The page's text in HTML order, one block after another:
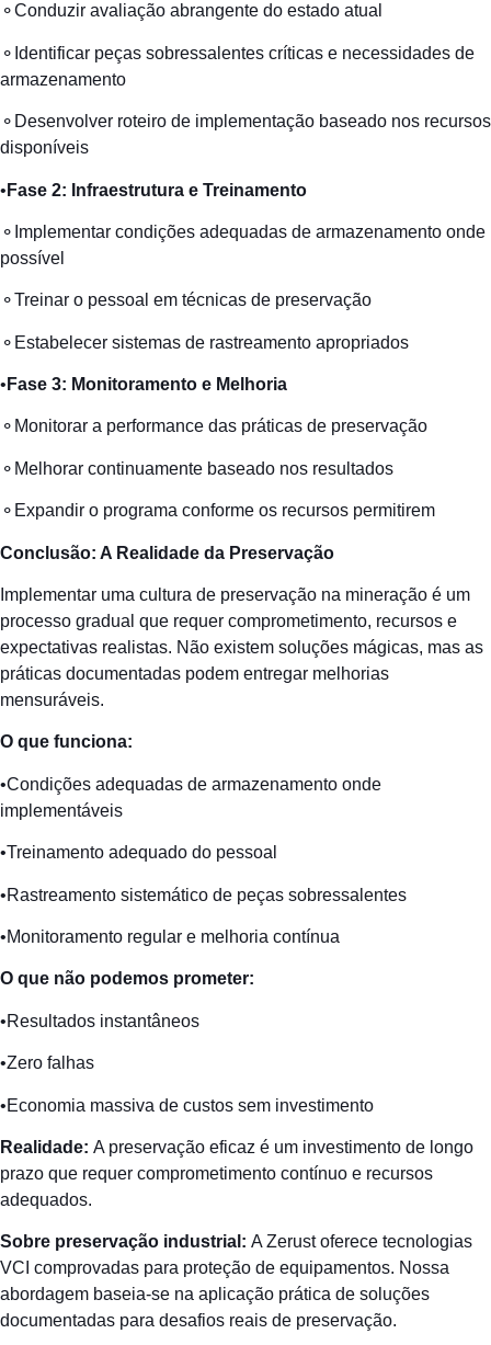
⚬Conduzir avaliação abrangente do estado atual
⚬Identificar peças sobressalentes críticas e necessidades de
armazenamento
⚬Desenvolver roteiro de implementação baseado nos recursos
disponíveis
• Fase 2: Infraestrutura e Treinamento
⚬Implementar condições adequadas de armazenamento onde
possível
⚬Treinar o pessoal em técnicas de preservação
⚬Estabelecer sistemas de rastreamento apropriados
• Fase 3: Monitoramento e Melhoria
⚬Monitorar a performance das práticas de preservação
⚬Melhorar continuamente baseado nos resultados
⚬Expandir o programa conforme os recursos permitirem
Conclusão: A Realidade da Preservação
Implementar uma cultura de preservação na mineração é um
processo gradual que requer comprometimento, recursos e
expectativas realistas. Não existem soluções mágicas, mas as
práticas documentadas podem entregar melhorias
mensuráveis.
O que funciona:
•Condições adequadas de armazenamento onde
implementáveis
•Treinamento adequado do pessoal
•Rastreamento sistemático de peças sobressalentes
•Monitoramento regular e melhoria contínua
O que não podemos prometer:
•Resultados instantâneos
•Zero falhas
•Economia massiva de custos sem investimento
Realidade: A preservação eficaz é um investimento de longo
prazo que requer comprometimento contínuo e recursos
adequados.
Sobre preservação industrial: A Zerust oferece tecnologias
VCI comprovadas para proteção de equipamentos. Nossa
abordagem baseia-se na aplicação prática de soluções
documentadas para desafios reais de preservação.